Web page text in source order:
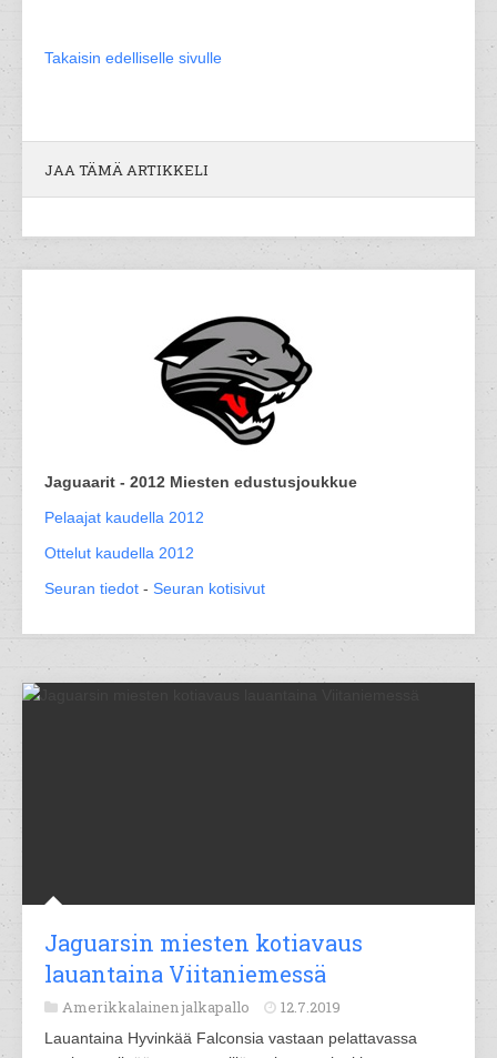
Takaisin edelliselle sivulle
JAA TÄMÄ ARTIKKELI
Jaguaarit - 2012 Miesten edustusjoukkue
Pelaajat kaudella 2012
Ottelut kaudella 2012
Seuran tiedot - Seuran kotisivut
Jaguarsin miesten kotiavaus
lauantaina Viitaniemessä
Amerikkalainen jalkapallo 12.7.2019
Lauantaina Hyvinkää Falconsia vastaan pelattavassa